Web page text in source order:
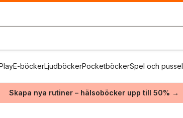
E-böckerLjudböckerPocketböckerSpel och pussel
Skapa nya rutiner – hälsoböcker upp till 50% →